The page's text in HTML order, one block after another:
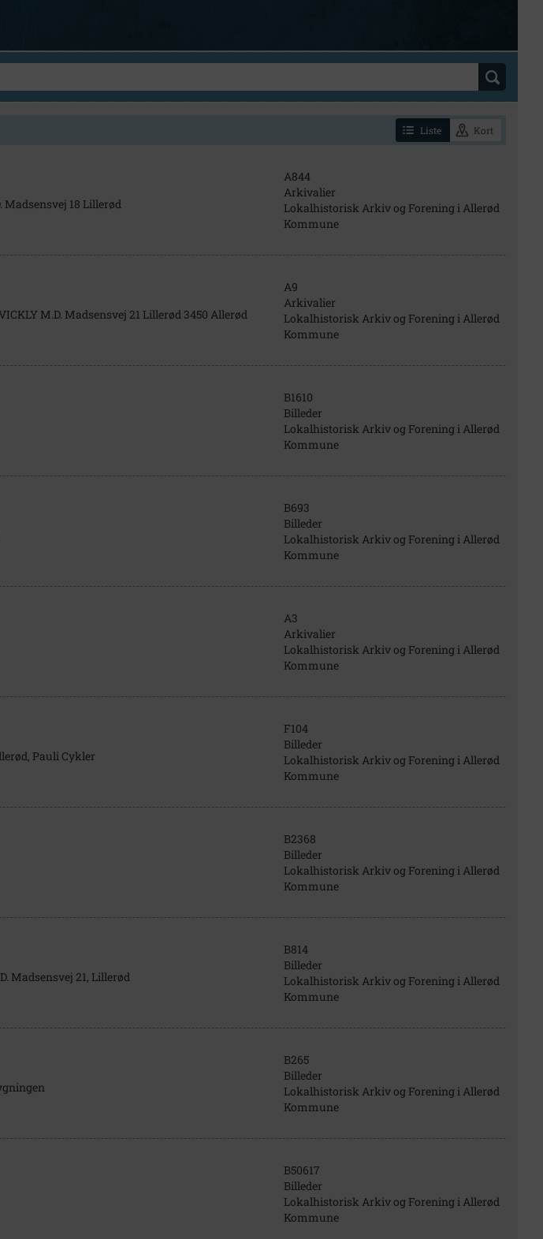
Liste Kort
18 Lillerød
A844
Arkivalier
Lokalhistorisk Arkiv og Forening i Allerød
Kommune
M.D. Madsensvej 21 Lillerød 3450 Allerød
A9
Arkivalier
Lokalhistorisk Arkiv og Forening i Allerød
Kommune
B1610
Billeder
Lokalhistorisk Arkiv og Forening i Allerød
Kommune
B693
Billeder
Lokalhistorisk Arkiv og Forening i Allerød
Kommune
A3
Arkivalier
Lokalhistorisk Arkiv og Forening i Allerød
Kommune
Pauli Cykler
F104
Billeder
Lokalhistorisk Arkiv og Forening i Allerød
Kommune
B2368
Billeder
Lokalhistorisk Arkiv og Forening i Allerød
Kommune
Madsensvej 21, Lillerød
B814
Billeder
Lokalhistorisk Arkiv og Forening i Allerød
Kommune
B265
Billeder
Lokalhistorisk Arkiv og Forening i Allerød
Kommune
B50617
Billeder
Lokalhistorisk Arkiv og Forening i Allerød
Kommune